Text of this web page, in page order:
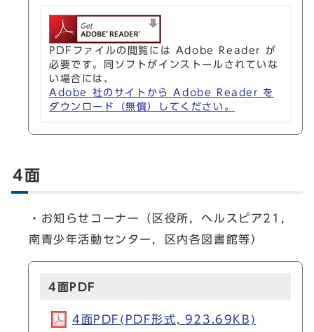
PDFファイルの閲覧には Adobe Reader が
必要です。同ソフトがインストールされていな
い場合には、
Adobe 社のサイトから Adobe Reader を
ダウンロード（無償）してください。
4面
・お知らせコーナー（区役所，ヘルスピア21，
南青少年活動センター，区内各図書館等）
4面PDF
4面PDF(PDF形式, 923.69KB)